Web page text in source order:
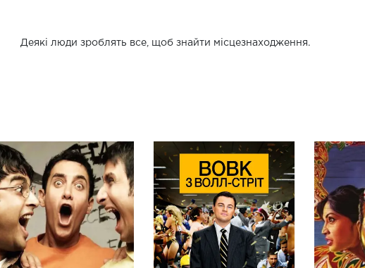
Деякі люди зроблять все, щоб знайти місцезнаходження.